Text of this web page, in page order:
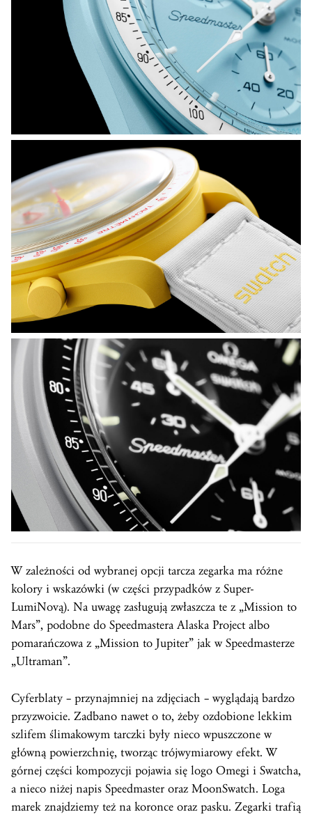
W zależności od wybranej opcji tarcza zegarka ma różne
kolory i wskazówki (w części przypadków z Super-
LumiNovą). Na uwagę zasługują zwłaszcza te z „Mission to
Mars”, podobne do Speedmastera Alaska Project albo
pomarańczowa z „Mission to Jupiter” jak w Speedmasterze
„Ultraman”.
Cyferblaty – przynajmniej na zdjęciach – wyglądają bardzo
przyzwoicie. Zadbano nawet o to, żeby ozdobione lekkim
szlifem ślimakowym tarczki były nieco wpuszczone w
główną powierzchnię, tworząc trójwymiarowy efekt. W
górnej części kompozycji pojawia się logo Omegi i Swatcha,
a nieco niżej napis Speedmaster oraz MoonSwatch. Loga
marek znajdziemy też na koronce oraz pasku. Zegarki trafią